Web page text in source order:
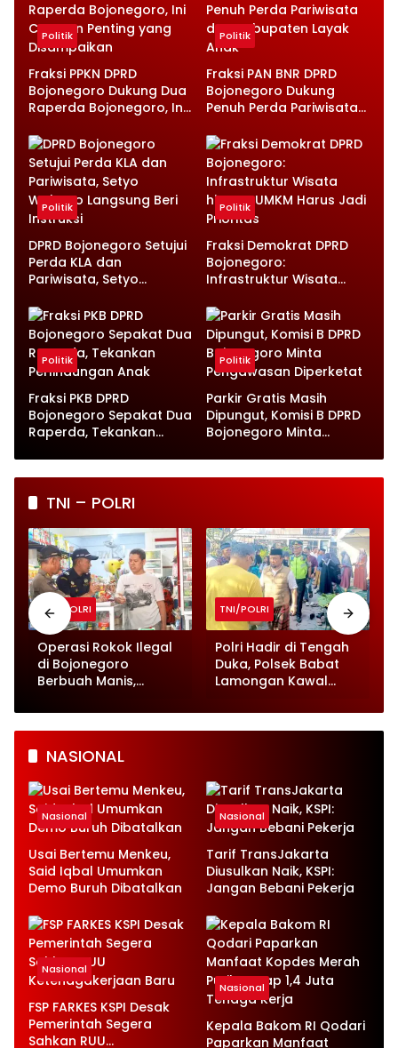
Politik
Fraksi PPKN DPRD
Bojonegoro Dukung Dua
Raperda Bojonegoro, Ini
Disampaikan
Politik
Fraksi PAN BNR DPRD
Bojonegoro Dukung
Penuh Perda Pariwisata
Anak
Politik
DPRD Bojonegoro Setujui
Perda KLA dan
Pariwisata, Setyo
Instruksi
Politik
Fraksi Demokrat DPRD
Bojonegoro:
Infrastruktur Wisata
Prioritas
Politik
Fraksi PKB DPRD
Bojonegoro Sepakat Dua
Raperda, Tekankan
Politik
Parkir Gratis Masih
Dipungut, Komisi B DPRD
Bojonegoro Minta
TNI – POLRI
TNI/POLRI
Operasi Rokok Ilegal
di Bojonegoro
Berbuah Manis,
TNI/POLRI
Polri Hadir di Tengah
Duka, Polsek Babat
Lamongan Kawal
Gunung Piramid
Bondowoso
NASIONAL
Nasional
Usai Bertemu Menkeu,
Said Iqbal Umumkan
Demo Buruh Dibatalkan
Nasional
Tarif TransJakarta
Diusulkan Naik, KSPI:
Jangan Bebani Pekerja
Nasional
FSP FARKES KSPI Desak
Pemerintah Segera
Sahkan RUU
Nasional
Kepala Bakom RI Qodari
Paparkan Manfaat